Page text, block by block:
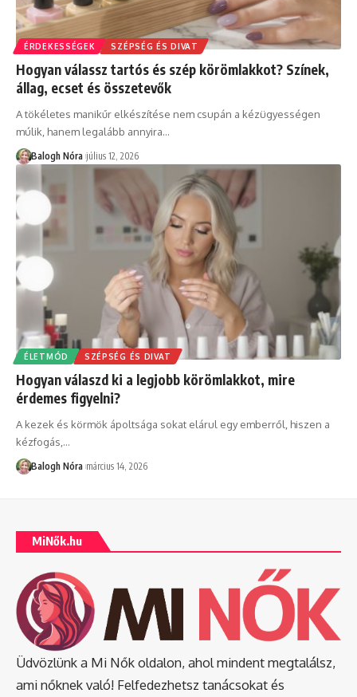
ÉRDEKESSÉGEK SZÉPSÉG ÉS DIVAT
Hogyan válassz tartós és szép körömlakkot? Színek,
állag, ecset és összetevők
A tökéletes manikűr elkészítése nem csupán a kézügyességen
múlik, hanem legalább annyira…
Balogh Nóra július 12, 2026
ÉLETMÓD SZÉPSÉG ÉS DIVAT
Hogyan válaszd ki a legjobb körömlakkot, mire
érdemes figyelni?
A kezek és körmök ápoltsága sokat elárul egy emberről, hiszen a
kézfogás, …
Balogh Nóra március 14, 2026
MiNők.hu
Üdvözlünk a Mi Nők oldalon, ahol mindent megtalálsz,
ami nőknek való! Felfedezhetsz tanácsokat és